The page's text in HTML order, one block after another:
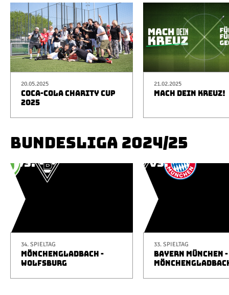
20.05.2025
COCA-COLA CHARITY CUP
2025
21.02.2025
MACH DEIN KREUZ!
BUNDESLIGA 2024/25
34. SPIELTAG
MÖNCHENGLADBACH -
WOLFSBURG
33. SPIELTAG
BAYERN MÜNCHEN -